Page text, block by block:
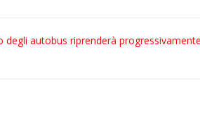
autobus riprenderà